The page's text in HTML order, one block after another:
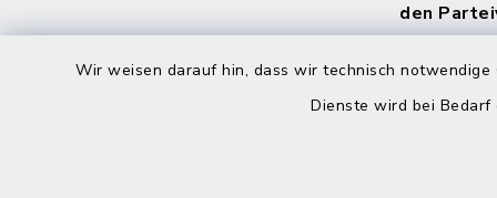
Wir weisen darauf hin, dass wir technisch
Dienste wird bei
den